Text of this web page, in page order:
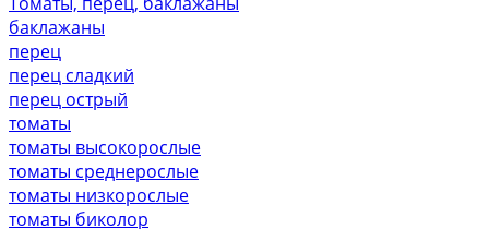
баклажаны
перец
перец сладкий
перец острый
томаты
томаты высокорослые
томаты среднерослые
томаты низкорослые
томаты биколор